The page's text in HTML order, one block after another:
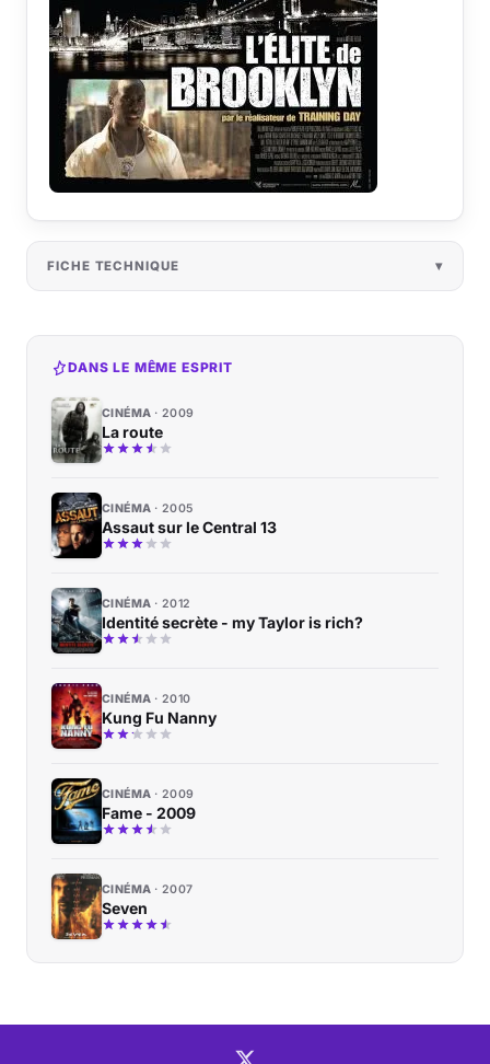
FICHE TECHNIQUE
DANS LE MÊME ESPRIT
CINÉMA 2009
La route
CINÉMA 2005
Assaut sur le Central 13
CINÉMA 2012
Identité secrète - my Taylor is rich?
CINÉMA 2010
Kung Fu Nanny
CINÉMA 2009
Fame - 2009
CINÉMA 2007
Seven